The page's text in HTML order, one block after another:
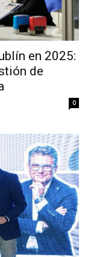
en 2025:
de
0